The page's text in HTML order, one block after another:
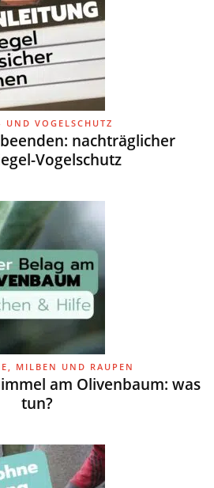
UND VOGELSCHUTZ
nachträglicher
Vogelschutz
MILBEN UND RAUPEN
am Olivenbaum: was
tun?